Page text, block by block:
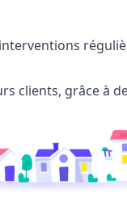
clients, grâce à